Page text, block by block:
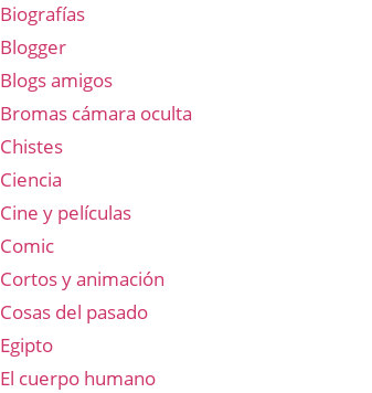
Biografías
Blogger
Blogs amigos
Bromas cámara oculta
Chistes
Ciencia
Cine y películas
Comic
Cortos y animación
Cosas del pasado
Egipto
El cuerpo humano